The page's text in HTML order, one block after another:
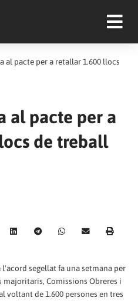
al pacte per a retallar 1.600 llocs
al pacte per a
de treball
l'acord segellat fa una setmana per
Comissions Obreres i
voltant de 1.600 persones en tres